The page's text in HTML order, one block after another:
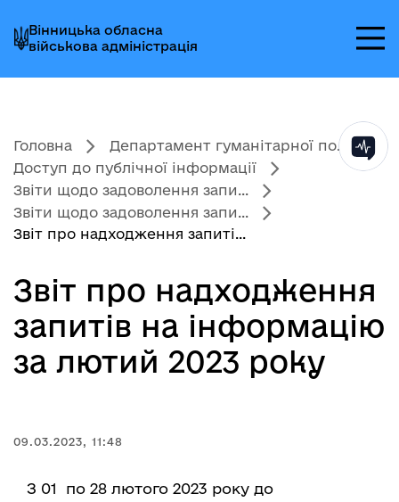
до
головного
меню
до
головного
вмісту
до
головного
колонтитула
Вінницька обласна
військова адміністрація
Головна
Департамент гуманітарної по...
Доступ до публічної інформації
Звіти щодо задоволення запи...
Звіти щодо задоволення запи...
Звіт про надходження запиті...
Звіт про надходження
запитів на інформацію
за лютий 2023 року
09.03.2023, 11:48
З 01 по 28 лютого 2023 року до